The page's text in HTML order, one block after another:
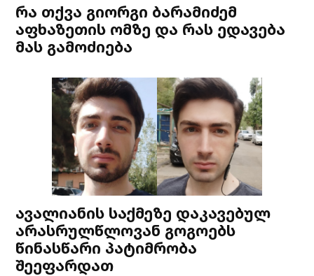
რა თქვა გიორგი ბარამიძემ
აფხაზეთის ომზე და რას ედავება
მას გამოძიება
ავალიანის საქმეზე დაკავებულ
არასრულწლოვან გოგოებს
წინასწარი პატიმრობა
შეეფარდათ